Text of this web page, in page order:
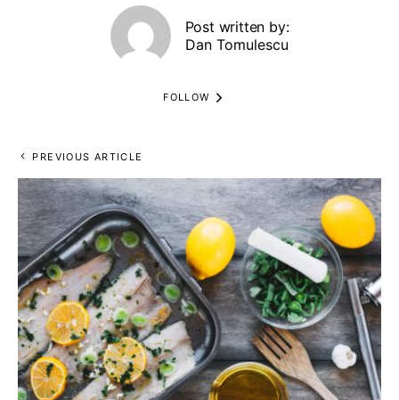
Post written by:
Dan Tomulescu
FOLLOW
PREVIOUS ARTICLE